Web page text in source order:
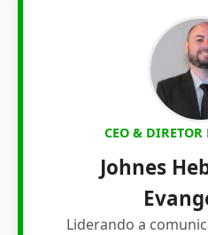
CEO & DIRETOR
Johnes
Liderando a